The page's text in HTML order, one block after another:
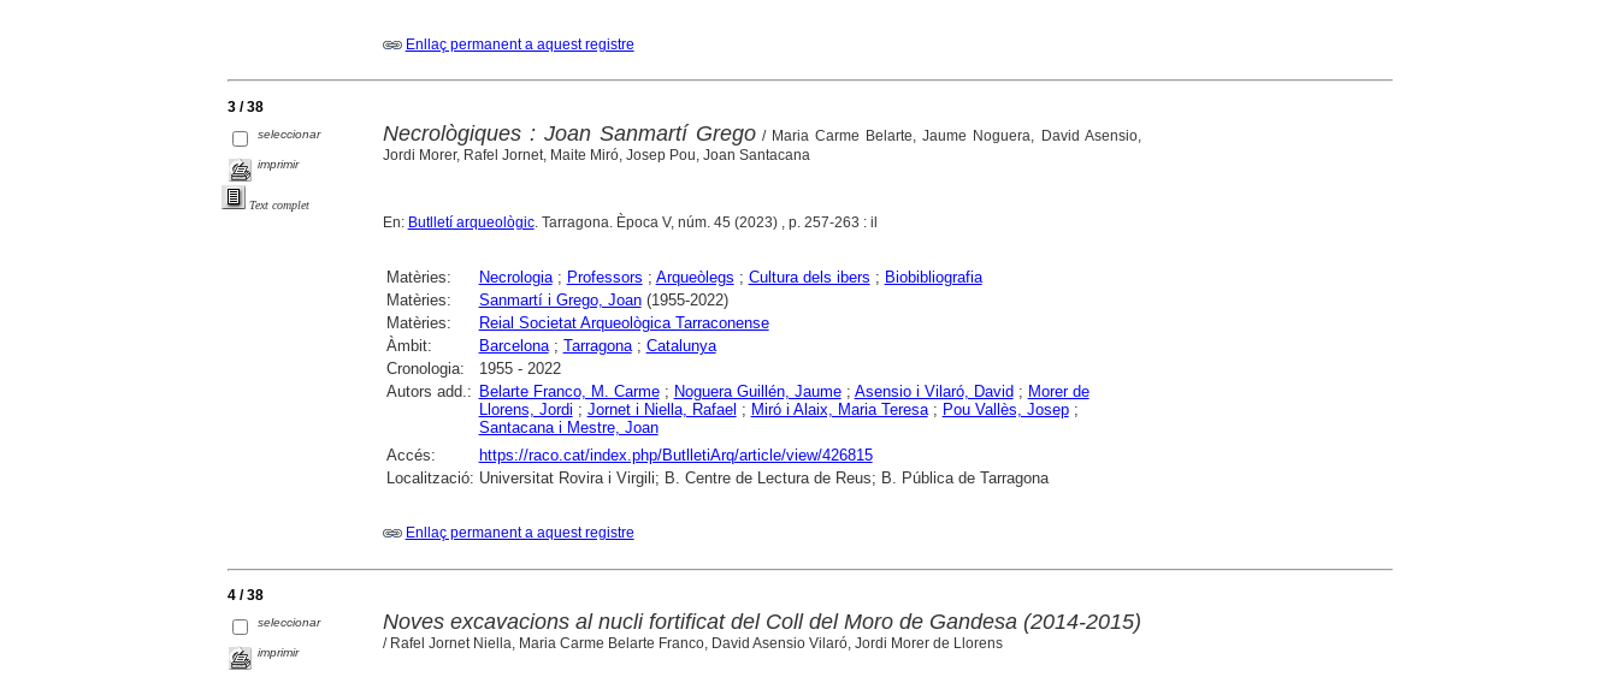
Enllaç permanent a aquest registre
3 / 38
seleccionar
imprimir
Text complet
Necrològiques : Joan Sanmartí Grego/ Maria Carme Belarte, Jaume Noguera, David Asensio,
Jordi Morer, Rafel Jornet, Maite Miró, Josep Pou, Joan Santacana
En: Butlletí arqueològic. Tarragona. Època V, núm. 45 (2023) , p. 257-263 : il
Matèries: Necrologia; Professors ; Arqueòlegs ; Cultura dels ibers ; Biobibliografia
Matèries:
Sanmartí i Grego, Joan(1955-2022)
Matèries:
Reial Societat Arqueològica Tarraconense
Àmbit:
Barcelona; Tarragona; Catalunya
Cronologia:
1955 - 2022
Autors add.: Belarte Franco, M. Carme; Noguera Guillén, Jaume; Asensio i Vilaró, David ; Morer de
Llorens, Jordi ; Jornet i Niella, Rafael ; Miró i Alaix, Maria Teresa; Pou Vallès, Josep;
Santacana i Mestre, Joan
Accés:
https://raco.cat/index.php/ButlletiArq/article/view/426815
Localització: Universitat Rovira i Virgili; B. Centre de Lectura de Reus; B. Pública de Tarragona
Enllaç permanent a aquest registre
4 / 38
seleccionar
imprimir
Noves excavacions al nucli fortificat del Coll del Moro de Gandesa (2014-2015)
/ Rafel Jornet Niella, Maria Carme Belarte Franco, David Asensio Vilaró, Jordi Morer de Llorens